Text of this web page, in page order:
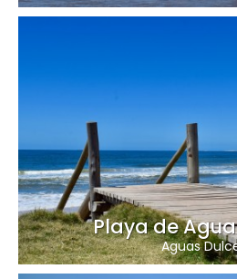
Playa de
Aguas